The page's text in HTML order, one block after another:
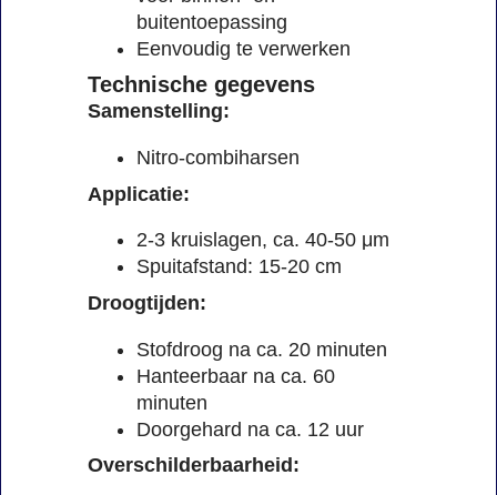
buitentoepassing
Eenvoudig te verwerken
Technische gegevens
Samenstelling:
Nitro-combiharsen
Applicatie:
2-3 kruislagen, ca. 40-50 μm
Spuitafstand: 15-20 cm
Droogtijden:
Stofdroog na ca. 20 minuten
Hanteerbaar na ca. 60
minuten
Doorgehard na ca. 12 uur
Overschilderbaarheid: